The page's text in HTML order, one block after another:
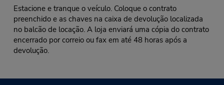
Estacione e tranque o veículo. Coloque o contrato
preenchido e as chaves na caixa de devolução localizada
no balcão de locação. A loja enviará uma cópia do contrato
encerrado por correio ou fax em até 48 horas após a
devolução.